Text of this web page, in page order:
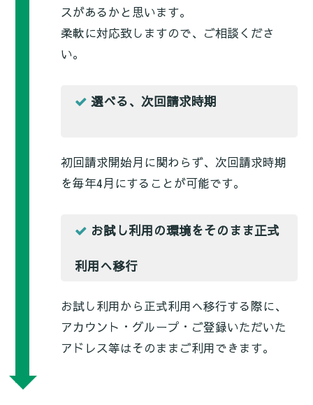
スがあるかと思います。
柔軟に対応致しますので、ご相談くださ
い。
選べる、次回請求時期
初回請求開始月に関わらず、次回請求時期
を毎年4月にすることが可能です。
お試し利用の環境をそのまま正式
利用へ移行
お試し利用から正式利用へ移行する際に、
アカウント・グループ・ご登録いただいた
アドレス等はそのままご利用できます。